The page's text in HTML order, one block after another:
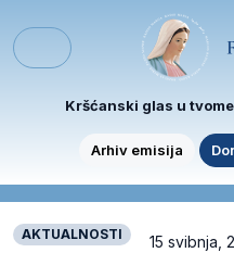
Menu
Kršćanski glas u
Arhiv emisija
AKTUALNOSTI 15 svibnja,